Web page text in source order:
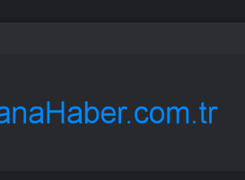
girdi! Kira geliri dudak uçuklattı